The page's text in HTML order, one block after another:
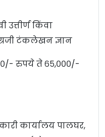
उत्तीर्ण किंवा
टंकलेखन ज्ञान
रुपये ते ६५,०००/-
कार्यालय पालघर,